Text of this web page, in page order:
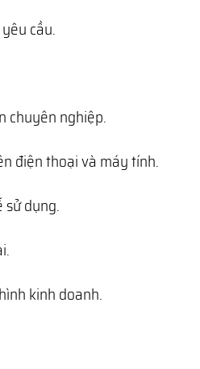
cầu.
chuyên nghiệp.
điện thoại và máy tính.
dụng.
kinh doanh.